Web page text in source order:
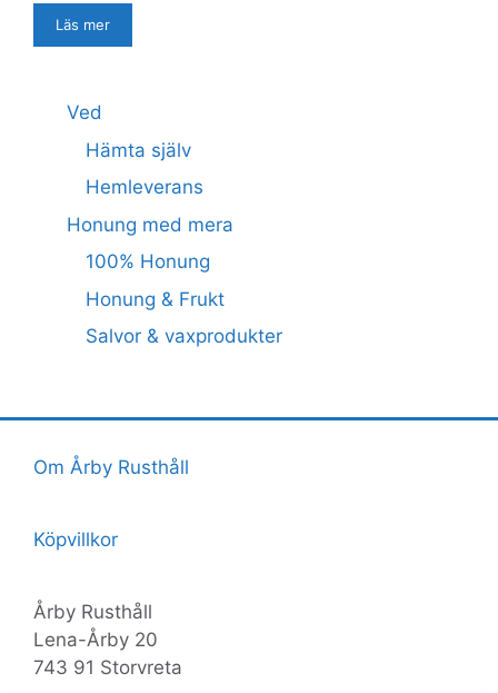
Läs mer
Ved
Hämta själv
Hemleverans
Honung med mera
100% Honung
Honung & Frukt
Salvor & vaxprodukter
Om Årby Rusthåll
Köpvillkor
Årby Rusthåll
Lena-Årby 20
743 91 Storvreta